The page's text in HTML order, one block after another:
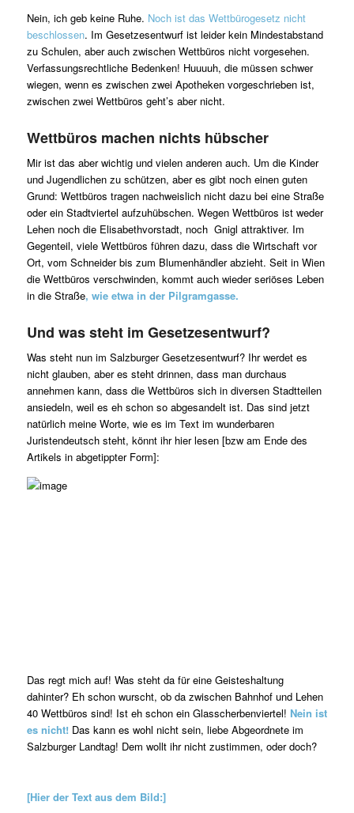
Nein, ich geb keine Ruhe. Noch ist das Wettbürogesetz nicht
beschlossen. Im Gesetzesentwurf ist leider kein Mindestabstand
zu Schulen, aber auch zwischen Wettbüros nicht vorgesehen.
Verfassungsrechtliche Bedenken! Huuuuh, die müssen schwer
wiegen, wenn es zwischen zwei Apotheken vorgeschrieben ist,
zwischen zwei Wettbüros geht’s aber nicht.
Wettbüros machen nichts hübscher
Mir ist das aber wichtig und vielen anderen auch. Um die Kinder
und Jugendlichen zu schützen, aber es gibt noch einen guten
Grund: Wettbüros tragen nachweislich nicht dazu bei eine Straße
oder ein Stadtviertel aufzuhübschen. Wegen Wettbüros ist weder
Lehen noch die Elisabethvorstadt, noch Gnigl attraktiver. Im
Gegenteil, viele Wettbüros führen dazu, dass die Wirtschaft vor
Ort, vom Schneider bis zum Blumenhändler abzieht. Seit in Wien
die Wettbüros verschwinden, kommt auch wieder seriöses Leben
in die Straße, wie etwa in der Pilgramgasse.
Und was steht im Gesetzesentwurf?
Was steht nun im Salzburger Gesetzesentwurf? Ihr werdet es
nicht glauben, aber es steht drinnen, dass man durchaus
annehmen kann, dass die Wettbüros sich in diversen Stadtteilen
ansiedeln, weil es eh schon so abgesandelt ist. Das sind jetzt
natürlich meine Worte, wie es im Text im wunderbaren
Juristendeutsch steht, könnt ihr hier lesen [bzw am Ende des
Artikels in abgetippter Form]:
Das regt mich auf! Was steht da für eine Geisteshaltung
dahinter? Eh schon wurscht, ob da zwischen Bahnhof und Lehen
40 Wettbüros sind! Ist eh schon ein Glasscherbenviertel! Nein ist
es nicht! Das kann es wohl nicht sein, liebe Abgeordnete im
Salzburger Landtag! Dem wollt ihr nicht zustimmen, oder doch?
[Hier der Text aus dem Bild:]